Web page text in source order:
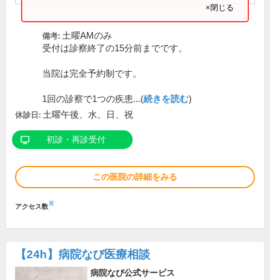
×閉じる
備考: 土曜AMのみ
受付は診察終了の15分前までです。
当院は完全予約制です。
1回の診察で1つの疾患...(続きを読む)
休診日: 土曜午後、水、日、祝
初診・再診受付
この医院の詳細をみる
アクセス数※
【24h】 病院なび医療相談
病院なび公式サービス